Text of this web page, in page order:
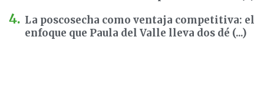
La poscosecha como ventaja competitiva: el
enfoque que Paula del Valle lleva dos dé (...)